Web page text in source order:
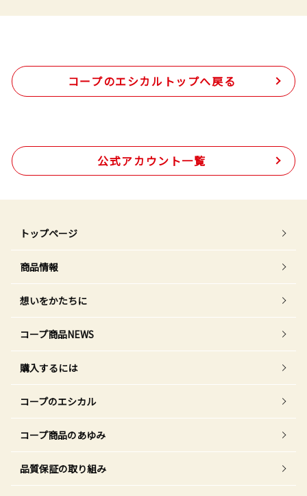
コープのエシカルトップへ戻る
公式アカウント一覧
トップページ
商品情報
想いをかたちに
コープ商品NEWS
購入するには
コープのエシカル
コープ商品のあゆみ
品質保証の取り組み